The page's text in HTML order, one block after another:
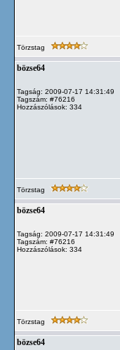
Törzstag
bözse64
Tagság: 2009-07-17 14:31:49
Tagszám: #76216
Hozzászólások: 334
Törzstag
bözse64
Tagság: 2009-07-17 14:31:49
Tagszám: #76216
Hozzászólások: 334
Törzstag
bözse64